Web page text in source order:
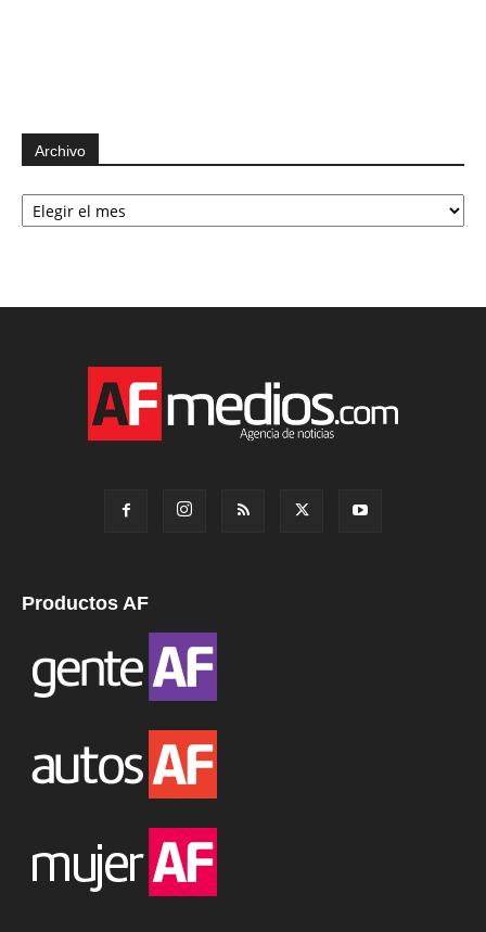
Archivo
Archivo
Productos AF